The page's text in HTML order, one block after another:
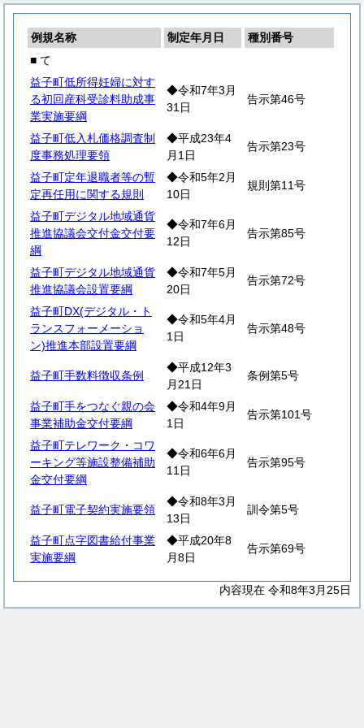
例規名称 制定年月日
種別番号
■ て
益子町低所得妊婦に対す
る初回産科受診料助成事
業実施要綱
◆令和7年3月
31日
告示第46号
益子町低入札価格調査制
度事務処理要領
◆平成23年4
月1日
告示第23号
益子町定年退職者等の暫
定再任用に関する規則
◆令和5年2月
10日
規則第11号
益子町デジタル地域通貨
推進協議会交付金交付要
綱
◆令和7年6月
12日
告示第85号
益子町デジタル地域通貨
推進協議会設置要綱
◆令和7年5月
20日
告示第72号
益子町DX(デジタル・ト
ランスフォーメーショ
ン)推進本部設置要綱
◆令和5年4月
1日
告示第48号
益子町手数料徴収条例
◆平成12年3
月21日
条例第5号
益子町手をつなぐ親の会
事業補助金交付要綱
◆令和4年9月
1日
告示第101号
益子町テレワーク・コワ
ーキング等施設整備補助
金交付要綱
◆令和6年6月
11日
告示第95号
益子町電子契約実施要領
◆令和8年3月
13日
訓令第5号
益子町点字図書給付事業
実施要綱
◆平成20年8
月8日
告示第69号
内容現在 令和8年3月25日